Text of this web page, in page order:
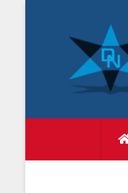
tartalomra
Fő